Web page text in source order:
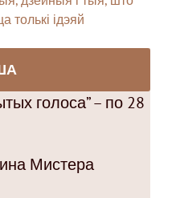
толькі ідэяй
голоса” – по 28
Мистера